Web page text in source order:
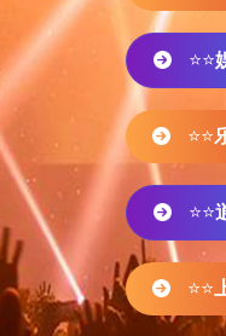
⭐⭐
⭐⭐
⭐⭐
⭐⭐